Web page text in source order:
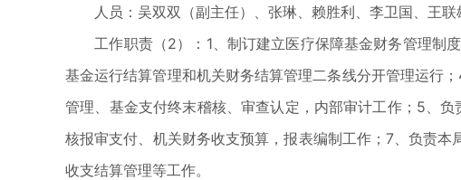
人员：吴双双（副主任）、张琳、赖胜利、李卫国、王联
工作职责（2）：1、制订建立医疗保障基金财务管理制
基金运行结算管理和机关财务结算管理二条线分开管理运行
管理、基金支付终末稽核、审查认定，内部审计工作；5、
核报审支付、机关财务收支预算，报表编制工作；7、负责
收支结算管理等工作。